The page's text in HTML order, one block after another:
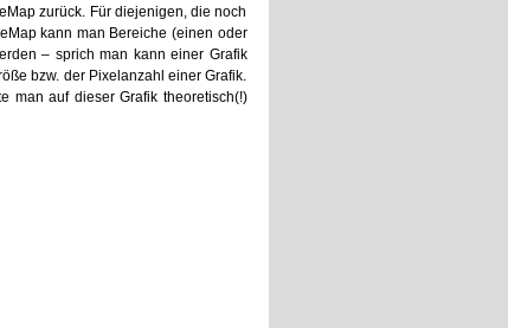
zurück. Für diejenigen, die noch
kann man Bereiche (einen oder
– sprich man kann einer Grafik
bzw. der Pixelanzahl einer Grafik.
man auf dieser Grafik theoretisch(!)